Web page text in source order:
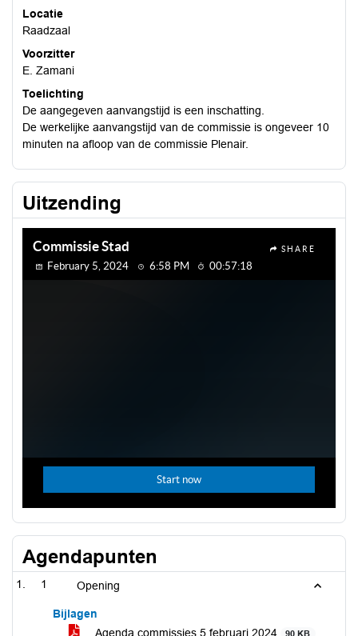
Locatie
Raadzaal
Voorzitter
E. Zamani
Toelichting
De aangegeven aanvangstijd is een inschatting.
De werkelijke aanvangstijd van de commissie is ongeveer 10
minuten na afloop van de commissie Plenair.
Uitzending
Agendapunten
1 Opening
Bijlagen
Agenda commissies 5 februari 2024
90 KB